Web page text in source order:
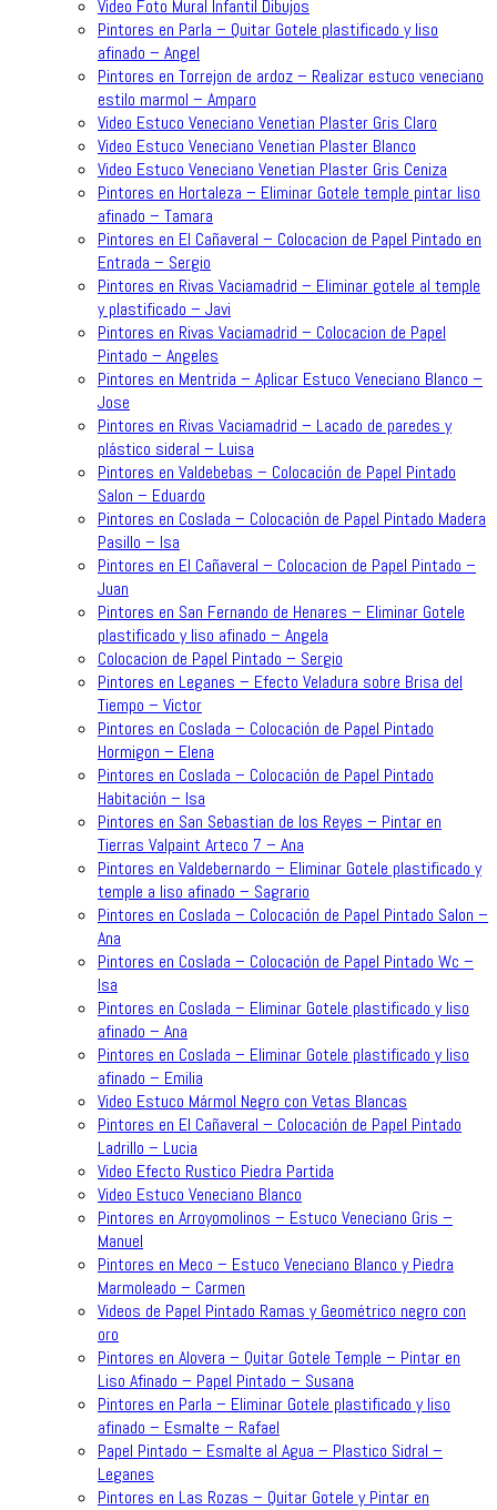
Video Foto Mural Infantil Dibujos
Pintores en Parla – Quitar Gotele plastificado y liso
afinado – Angel
Pintores en Torrejon de ardoz – Realizar estuco veneciano
estilo marmol – Amparo
Video Estuco Veneciano Venetian Plaster Gris Claro
Video Estuco Veneciano Venetian Plaster Blanco
Video Estuco Veneciano Venetian Plaster Gris Ceniza
Pintores en Hortaleza – Eliminar Gotele temple pintar liso
afinado – Tamara
Pintores en El Cañaveral – Colocacion de Papel Pintado en
Entrada – Sergio
Pintores en Rivas Vaciamadrid – Eliminar gotele al temple
y plastificado – Javi
Pintores en Rivas Vaciamadrid – Colocacion de Papel
Pintado – Angeles
Pintores en Mentrida – Aplicar Estuco Veneciano Blanco –
Jose
Pintores en Rivas Vaciamadrid – Lacado de paredes y
plástico sideral – Luisa
Pintores en Valdebebas – Colocación de Papel Pintado
Salon – Eduardo
Pintores en Coslada – Colocación de Papel Pintado Madera
Pasillo – Isa
Pintores en El Cañaveral – Colocacion de Papel Pintado –
Juan
Pintores en San Fernando de Henares – Eliminar Gotele
plastificado y liso afinado – Angela
Colocacion de Papel Pintado – Sergio
Pintores en Leganes – Efecto Veladura sobre Brisa del
Tiempo – Victor
Pintores en Coslada – Colocación de Papel Pintado
Hormigon – Elena
Pintores en Coslada – Colocación de Papel Pintado
Habitación – Isa
Pintores en San Sebastian de los Reyes – Pintar en
Tierras Valpaint Arteco 7 – Ana
Pintores en Valdebernardo – Eliminar Gotele plastificado y
temple a liso afinado – Sagrario
Pintores en Coslada – Colocación de Papel Pintado Salon –
Ana
Pintores en Coslada – Colocación de Papel Pintado Wc –
Isa
Pintores en Coslada – Eliminar Gotele plastificado y liso
afinado – Ana
Pintores en Coslada – Eliminar Gotele plastificado y liso
afinado – Emilia
Video Estuco Mármol Negro con Vetas Blancas
Pintores en El Cañaveral – Colocación de Papel Pintado
Ladrillo – Lucia
Video Efecto Rustico Piedra Partida
Video Estuco Veneciano Blanco
Pintores en Arroyomolinos – Estuco Veneciano Gris –
Manuel
Pintores en Meco – Estuco Veneciano Blanco y Piedra
Marmoleado – Carmen
Videos de Papel Pintado Ramas y Geométrico negro con
oro
Pintores en Alovera – Quitar Gotele Temple – Pintar en
Liso Afinado – Papel Pintado – Susana
Pintores en Parla – Eliminar Gotele plastificado y liso
afinado – Esmalte – Rafael
Papel Pintado – Esmalte al Agua – Plastico Sidral –
Leganes
Pintores en Las Rozas – Quitar Gotele y Pintar en